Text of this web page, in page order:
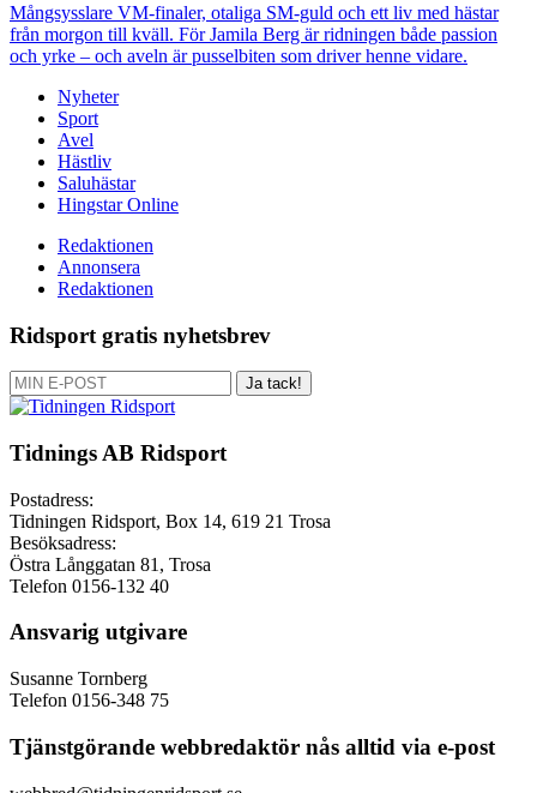
Mångsysslare VM-finaler, otaliga SM-guld och ett liv med hästar
från morgon till kväll. För Jamila Berg är ridningen både passion
och yrke – och aveln är pusselbiten som driver henne vidare.
Nyheter
Sport
Avel
Hästliv
Saluhästar
Hingstar Online
Redaktionen
Annonsera
Redaktionen
Ridsport gratis nyhetsbrev
Ja tack!
Tidnings AB Ridsport
Postadress:
Tidningen Ridsport, Box 14, 619 21 Trosa
Besöksadress:
Östra Långgatan 81, Trosa
Telefon 0156-132 40
Ansvarig utgivare
Susanne Tornberg
Telefon 0156-348 75
Tjänstgörande webbredaktör nås alltid via e-post